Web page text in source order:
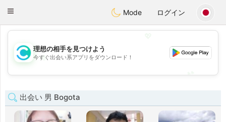
olombiaCitas
Toggle
Mode ログイン
💖
💕
理想の相手を見つけよう
今すぐ出会い系アプリをダウンロード！
出会い 男 Bogota